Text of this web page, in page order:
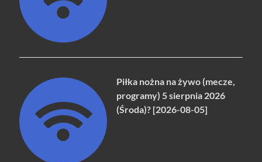
Piłka nożna na żywo (mecze,
programy) 5 sierpnia 2026
(Środa)? [2026-08-05]